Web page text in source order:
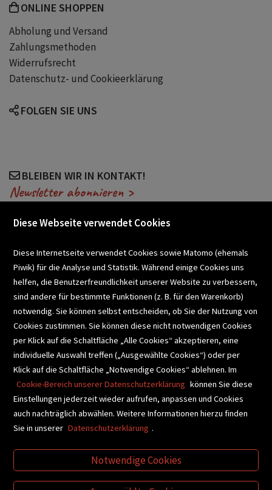
ONLINE SHOPPEN
Abholung und Versand
Zahlungsmethoden
Widerrufsrecht
Datenschutz- und Cookieerklärung
FOLGEN SIE UNS
BLEIBEN WIR IN KONTAKT!
Newsletter abonnieren >
SCHULBUCHSERVICE
BUCHEMPFEHLUNGEN
BIBLIOTHEKSSERVICE
VIDEO-TIPPS
VERTRAG WIDERRUFEN
Diese Webseite verwendet Cookies
Diese Internetseite verwendet Cookies sowie Matomo (ehemals
Piwik) für die Analyse und Statistik. Während einige Cookies uns
helfen, die Benutzerfreundlichkeit unserer Website zu verbessern,
sind andere für bestimmte Funktionen (z. B. für den Warenkorb)
notwendig. Sie können selbst entscheiden, ob Sie der Nutzung von
Cookies zustimmen. Sie können diese nicht notwendigen Cookies
per Klick auf die Schaltfläche „Alle Cookies“ akzeptieren, eine
individuelle Auswahl treffen („Ausgewählte Cookies“) oder per
Klick auf die Schaltfläche „Notwendige Cookies“ ablehnen. Im
Cookie-Bereich unserer Datenschutzerklärung können Sie diese
Einstellungen jederzeit wieder aufrufen, anpassen und Cookies
auch nachträglich abwählen. Weitere Informationen hierzu finden
Sie in unserer Datenschutzerklärung .
Notwendige Cookies